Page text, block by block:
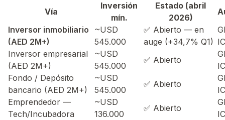
Vía
Inversión
mín.
Estado (abril
2026)
Inversor inmobiliario
(AED 2M+)
~USD
545.000
✅ Abierto — en
auge (+34,7% Q1)
Inversor empresarial
(AED 2M+)
~USD
545.000
✅ Abierto
Fondo / Depósito
bancario (AED 2M+)
~USD
545.000
✅ Abierto
Emprendedor —
Tech/Incubadora
~USD
136.000
✅ Abierto